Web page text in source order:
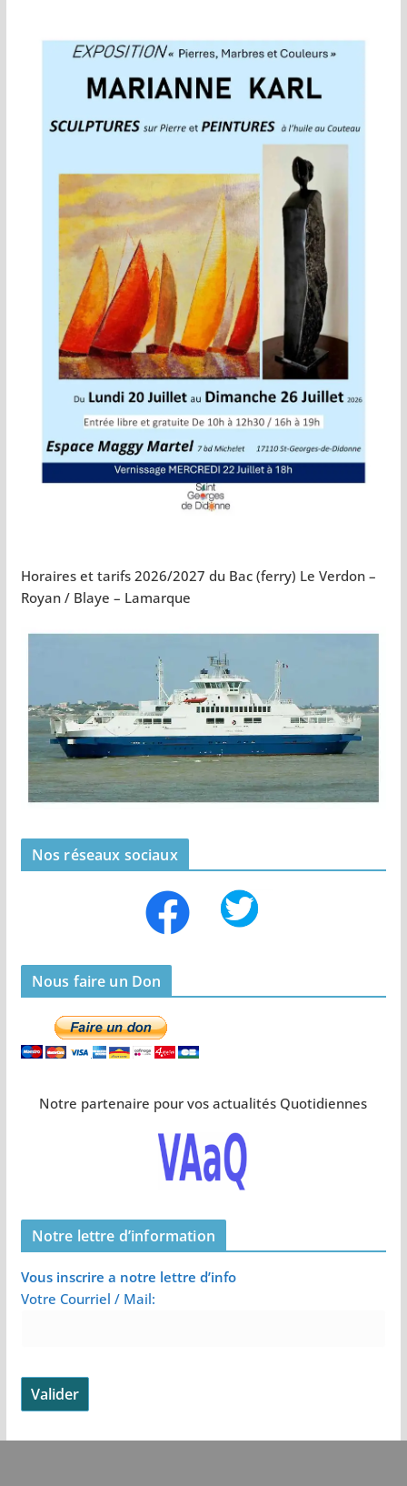
Horaires et tarifs 2026/2027 du Bac (ferry) Le Verdon –
Royan / Blaye – Lamarque
Nos réseaux sociaux
Nous faire un Don
Notre partenaire pour vos actualités Quotidiennes
Notre lettre d’information
Vous inscrire a notre lettre d’info
Votre Courriel / Mail: